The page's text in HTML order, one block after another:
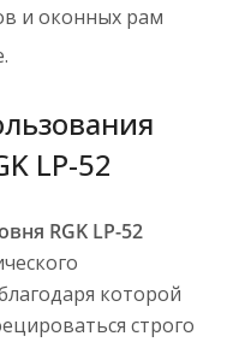
и оконных рам
LP-52
RGK LP-52
которой
строго